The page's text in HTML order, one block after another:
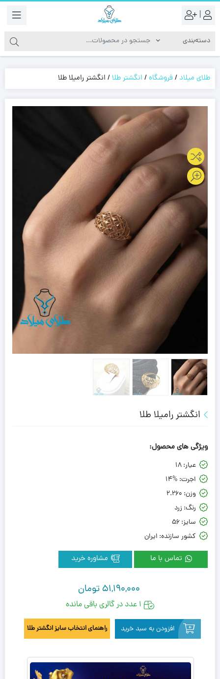
|
طلای میلاد /فروشگاه/ انگشتر طلا/ انگشتر رامیلا طلا
انگشتر رامیلا طلا
ویژگی های محصول:
عیار:18
اجرت: 14%
وزن: 2.260
رنگ: زرد
سایز:56
کشور سازنده: ایران
تماس با ما
51,190,000 تومان
1 عدد در گالری باقی مانده
افزودن به سبد خرید راهنمای انتخاب سایز انگشتر طلا